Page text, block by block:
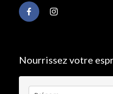
Nourrissez votre